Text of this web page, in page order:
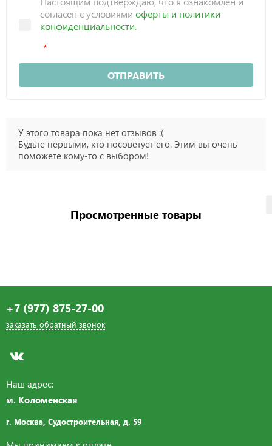
согласен с условиями оферты и политики
конфиденциальности.
ОТПРАВИТЬ
У этого товара пока нет отзывов :(
Будьте первыми, кто посоветует его. Этим вы очень
поможете кому-то с выбором!
Просмотренные товары
+7 (977) 875-27-00
заказать обратный звонок
Наш адрес:
м. Коломенская
г. Москва, Судостроительная, д. 59